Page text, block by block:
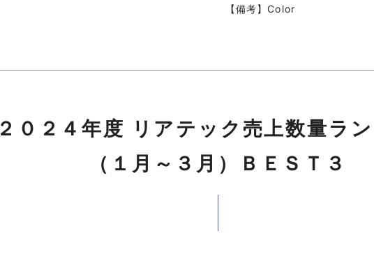
【備考】Color
２０２４年度 リアテック売上数量ラ
（１月～３月）ＢＥＳＴ３